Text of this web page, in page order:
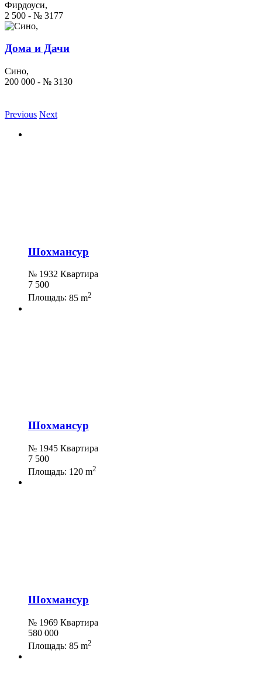
Фирдоуси,
2 500 - № 3177
Дома и Дачи
Сино,
200 000 - № 3130
Previous Next
Шохмансур
№ 1932 Квартира
7 500
Площадь: 85 m2
Шохмансур
№ 1945 Квартира
7 500
Площадь: 120 m2
Шохмансур
№ 1969 Квартира
580 000
Площадь: 85 m2